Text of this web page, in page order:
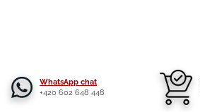
WhatsApp chat
+420 602 648 448